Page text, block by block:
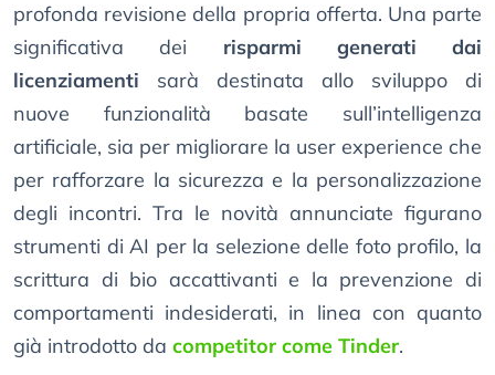
profonda revisione della propria offerta. Una parte
significativa dei risparmi generati dai
licenziamenti sarà destinata allo sviluppo di
nuove funzionalità basate sull’intelligenza
artificiale, sia per migliorare la user experience che
per rafforzare la sicurezza e la personalizzazione
degli incontri. Tra le novità annunciate figurano
strumenti di AI per la selezione delle foto profilo, la
scrittura di bio accattivanti e la prevenzione di
comportamenti indesiderati, in linea con quanto
già introdotto da competitor come Tinder.